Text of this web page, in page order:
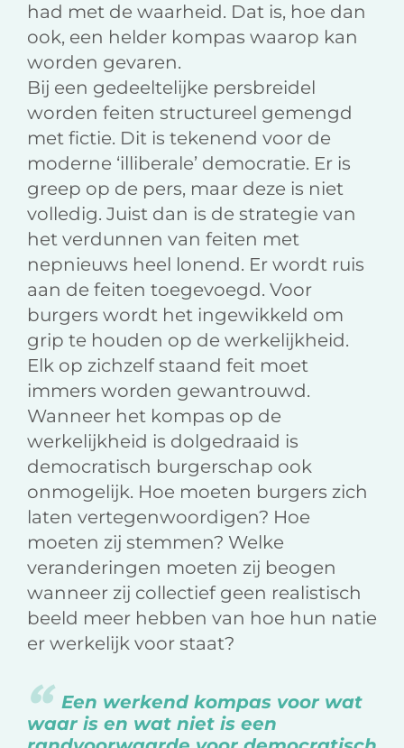
had met de waarheid. Dat is, hoe dan
ook, een helder kompas waarop kan
worden gevaren.
Bij een gedeeltelijke persbreidel
worden feiten structureel gemengd
met fictie. Dit is tekenend voor de
moderne ‘illiberale’ democratie. Er is
greep op de pers, maar deze is niet
volledig. Juist dan is de strategie van
het verdunnen van feiten met
nepnieuws heel lonend. Er wordt ruis
aan de feiten toegevoegd. Voor
burgers wordt het ingewikkeld om
grip te houden op de werkelijkheid.
Elk op zichzelf staand feit moet
immers worden gewantrouwd.
Wanneer het kompas op de
werkelijkheid is dolgedraaid is
democratisch burgerschap ook
onmogelijk. Hoe moeten burgers zich
laten vertegenwoordigen? Hoe
moeten zij stemmen? Welke
veranderingen moeten zij beogen
wanneer zij collectief geen realistisch
beeld meer hebben van hoe hun natie
er werkelijk voor staat?
Een werkend kompas voor wat
waar is en wat niet is een